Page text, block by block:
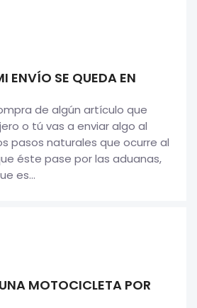
ENVÍO SE QUEDA EN
de algún artículo que
o tú vas a enviar algo al
pasos naturales que ocurre al
éste pase por las aduanas,
es...
MOTOCICLETA POR